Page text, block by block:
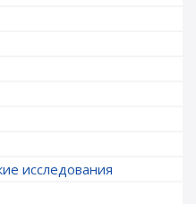
исследования